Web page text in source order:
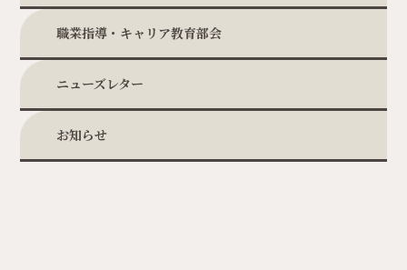
職業指導・キャリア教育部会
ニューズレター
お知らせ